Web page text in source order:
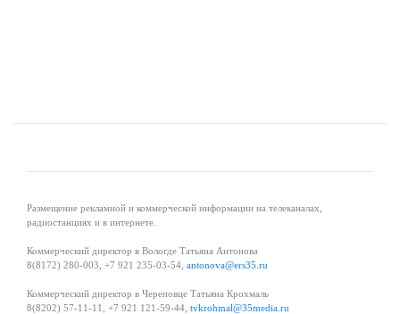
Размещение рекламной и коммерческой информации на телеканалах,
радиостанциях и в интернете.
Коммерческий директор в Вологде Татьяна Антонова
8(8172) 280-003, +7 921 235-03-54, antonova@ers35.ru
Коммерческий директор в Череповце Татьяна Крохмаль
8(8202) 57-11-11, +7 921 121-59-44, tvkrohmal@35media.ru